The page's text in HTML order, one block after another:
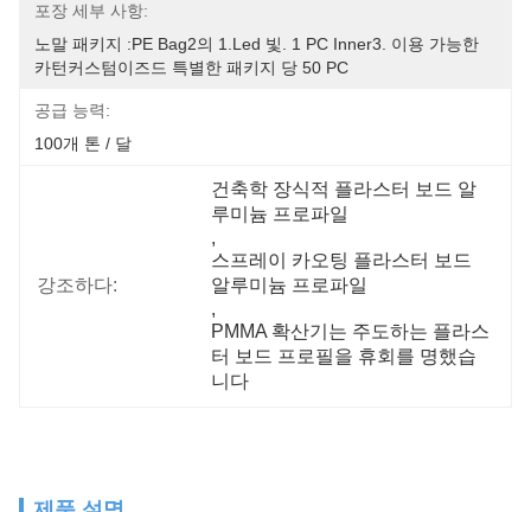
포장 세부 사항:
노말 패키지 :PE Bag2의 1.led 빛. 1 PC Inner3. 이용 가능한
카턴커스텀이즈드 특별한 패키지 당 50 PC
공급 능력:
100개 톤 / 달
강조하다:
건축학 장식적 플라스터 보드 알
루미늄 프로파일
,
스프레이 카오팅 플라스터 보드
알루미늄 프로파일
,
PMMA 확산기는 주도하는 플라스
터 보드 프로필을 휴회를 명했습
니다